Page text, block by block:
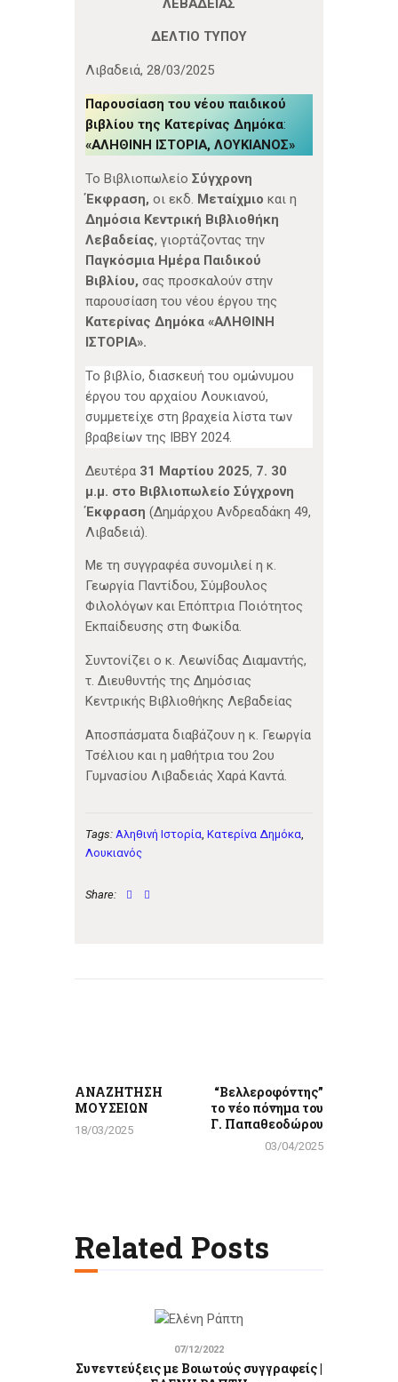
ΔΕΛΤΙΟ ΤΥΠΟΥ
Λιβαδειά, 28/03/2025
Παρουσίαση του νέου παιδικού
βιβλίου της Κατερίνας Δημόκα:
«ΑΛΗΘΙΝΗ ΙΣΤΟΡΙΑ, ΛΟΥΚΙΑΝΟΣ»
Το Βιβλιοπωλείο Σύγχρονη
Έκφραση, οι εκδ. Μεταίχμιο και η
Δημόσια Κεντρική Βιβλιοθήκη
Λεβαδείας, γιορτάζοντας την
Παγκόσμια Ημέρα Παιδικού
Βιβλίου, σας προσκαλούν στην
παρουσίαση του νέου έργου της
Κατερίνας Δημόκα «ΑΛΗΘΙΝΗ
ΙΣΤΟΡΙΑ».
Το βιβλίο, διασκευή του ομώνυμου
έργου του αρχαίου Λουκιανού,
συμμετείχε στη βραχεία λίστα των
βραβείων της ΙΒΒΥ 2024.
Δευτέρα31 Μαρτίου 2025, 7. 30
μ.μ. στο Βιβλιοπωλείο Σύγχρονη
Έκφραση (Δημάρχου Ανδρεαδάκη 49,
Λιβαδειά).
Με τη συγγραφέα συνομιλεί η κ.
Γεωργία Παντίδου, Σύμβουλος
Φιλολόγων και Επόπτρια Ποιότητος
Εκπαίδευσης στη Φωκίδα.
Συντονίζει ο κ. Λεωνίδας Διαμαντής,
τ. Διευθυντής της Δημόσιας
Κεντρικής Βιβλιοθήκης Λεβαδείας
Αποσπάσματα διαβάζουν η κ. Γεωργία
Τσέλιου και η μαθήτρια του 2ου
Γυμνασίου Λιβαδειάς Χαρά Καντά.
Tags: Αληθινή Ιστορία Κατερίνα Δημόκα
Λουκιανός
Share:
ΑΝΑΖΗΤΗΣΗ
ΜΟΥΣΕΙΩΝ
18/03/2025
“Βελλεροφόντης”
το νέο πόνημα του
Γ. Παπαθεοδώρου
03/04/2025
Related Posts
07/12/2022
Συνεντεύξεις με Βοιωτούς συγγραφείς |